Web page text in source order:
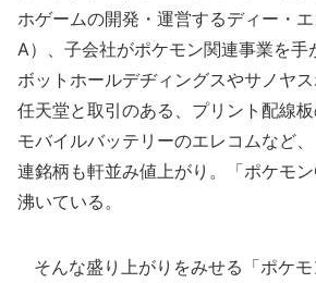
ホゲームの開発・運営するディー・
A）、子会社がポケモン関連事業を手
ボットホールデヂィングスやサノヤス
任天堂と取引のある、プリント配線板
モバイルバッテリーのエレコムなど
連銘柄も軒並み値上がり。「ポケモ
沸いている。
そんな盛り上がりをみせる「ポケ